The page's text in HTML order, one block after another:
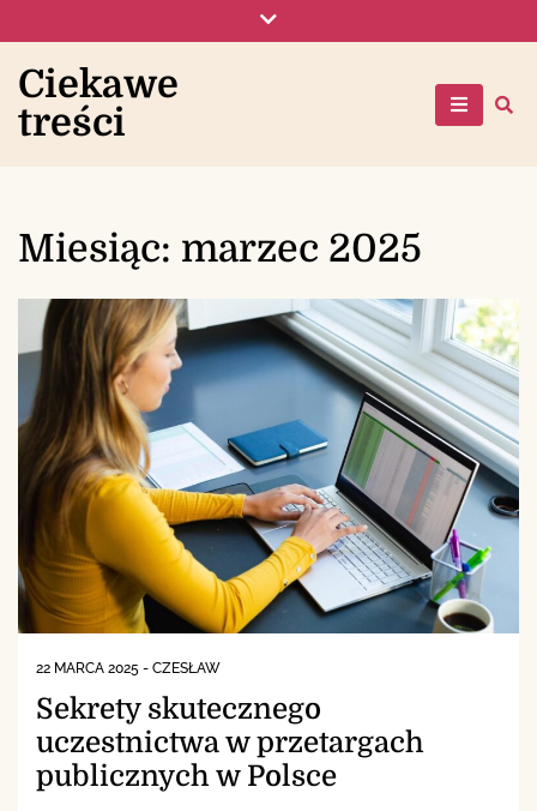
to
content
Ciekawe
treści
Miesiąc: marzec 2025
22 MARCA 2025 - CZESŁAW
Sekrety skutecznego
uczestnictwa w przetargach
publicznych w Polsce